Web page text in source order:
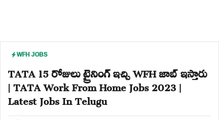
WFH JOBS
TATA 15 రోజులు ట్రైనింగ్ ఇచ్చి WFH జాబ్ ఇస్తారు
| TATA Work From Home Jobs 2023 |
Latest Jobs In Telugu